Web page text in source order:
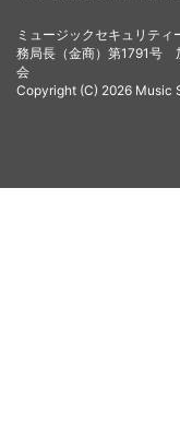
ミュージックセキュリテ
務局長（金商）第1791号
会
Copyright (C) 2026 Music